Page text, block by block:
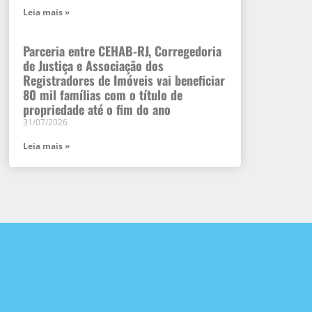
Leia mais »
Parceria entre CEHAB-RJ, Corregedoria
de Justiça e Associação dos
Registradores de Imóveis vai beneficiar
80 mil famílias com o título de
propriedade até o fim do ano
31/07/2026
Leia mais »